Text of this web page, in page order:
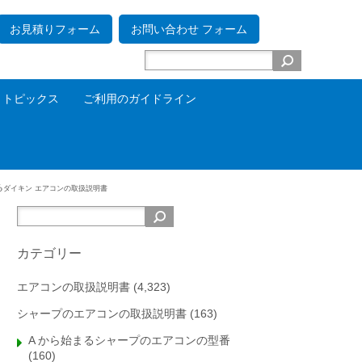
お見積りフォーム お問い合わせ フォーム
トピックス ご利用のガイドライン
ダイキン エアコンの取扱説明書
カテゴリー
エアコンの取扱説明書 (4,323)
シャープのエアコンの取扱説明書 (163)
A から始まるシャープのエアコンの型番
(160)